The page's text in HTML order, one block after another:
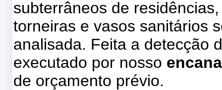
subterrâneos de
torneiras e vasos sanitários
analisada. Feita a detecção
executado por nosso
de orçamento prévio.